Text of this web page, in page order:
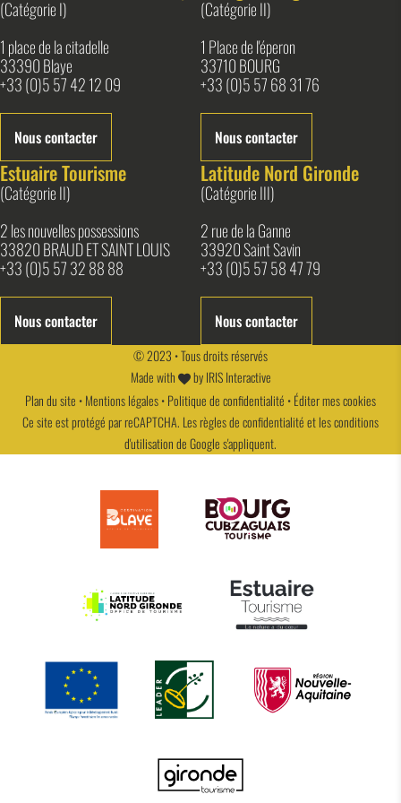
(Catégorie I)
1 place de la citadelle
33390 Blaye
+33 (0)5 57 42 12 09
Nous contacter
(Catégorie II)
1 Place de l'éperon
33710 BOURG
+33 (0)5 57 68 31 76
Nous contacter
Estuaire Tourisme
(Catégorie II)
2 les nouvelles possessions
33820 BRAUD ET SAINT LOUIS
+33 (0)5 57 32 88 88
Nous contacter
Latitude Nord Gironde
(Catégorie III)
2 rue de la Ganne
33920 Saint Savin
+33 (0)5 57 58 47 79
Nous contacter
© 2023 • Tous droits réservés
Made with
byIRIS Interactive
Plan du site •Mentions légales•Politique de confidentialité •Éditer mes cookies
Ce site est protégé par reCAPTCHA. Lesrègles de confidentialitéet lesconditions
d'utilisationde Google s'appliquent.